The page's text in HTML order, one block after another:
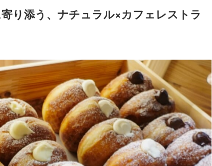
り添う、ナチュラル×カフェレストラ